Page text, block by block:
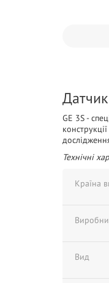
GE 3S -
Технічні
Країна
Вид